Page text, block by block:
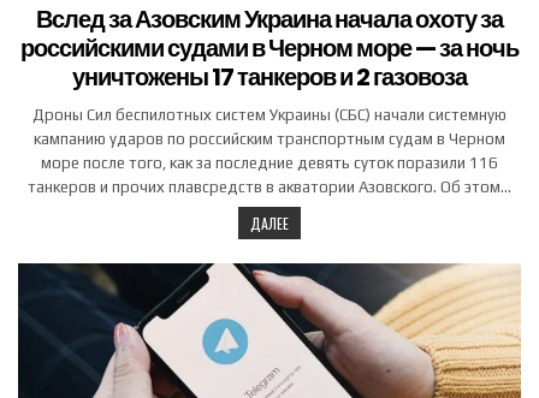
Вслед за Азовским Украина начала охоту за
российскими судами в Черном море — за ночь
уничтожены 17 танкеров и 2 газовоза
Дроны Сил беспилотных систем Украины (СБС) начали системную
кампанию ударов по российским транспортным судам в Черном
море после того, как за последние девять суток поразили 116
танкеров и прочих плавсредств в акватории Азовского. Об этом…
ДАЛЕЕ